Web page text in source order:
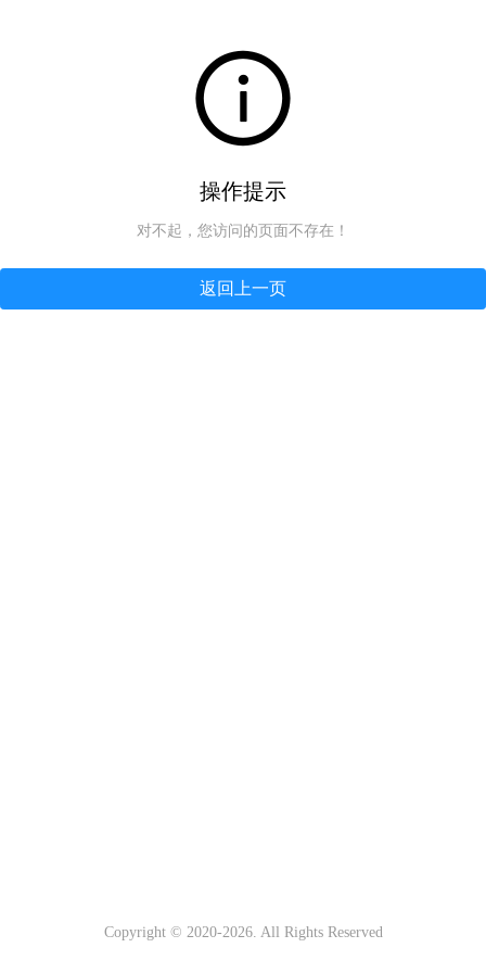
操作提示
对不起，您访问的页面不存在！
返回上一页
Copyright © 2020-2026. All Rights Reserved